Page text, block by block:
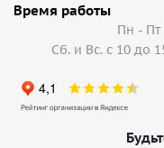
Время работы
Пн - Пт
Сб. и Вс. с 10 до